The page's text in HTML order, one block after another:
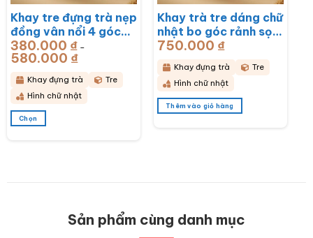
chọn
trên
trang
sản
phẩm
chọn
trên
trang
sản
phẩm
Khay tre đựng trà nẹp
đồng vân nổi 4 góc
khắc hoa lan
43x28x6cm BT-
KDT15
380.000 ₫ –
580.000 ₫Khoảng
giá:
từ
380.000 ₫
đến
580.000 ₫
Khay đựng trà
Tre
Hình chữ nhật
Chọn
Khay trà tre dáng chữ
nhật bo góc rảnh sọc
50x28x3cm BT-
KDT14
750.000 ₫
Khay đựng trà
Tre
Hình chữ nhật
Thêm vào giỏ hàng
Sản phẩm cùng danh mục